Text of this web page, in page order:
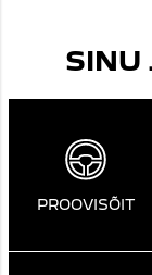
SINU
PROOVISÕIT